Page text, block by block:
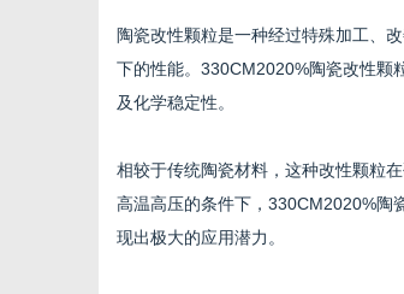
陶瓷改性颗粒是一种经过特殊加工、
下的性能。330CM2020%陶瓷改性颗
及化学稳定性。
相较于传统陶瓷材料，这种改性颗粒
高温高压的条件下，330CM2020%陶
现出极大的应用潜力。